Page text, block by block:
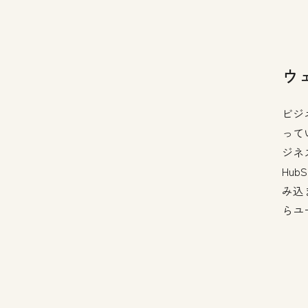
ウ
ビ
っ
ジ
み込
ら